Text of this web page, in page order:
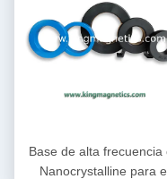
Base de alta frecuencia
Nanocrystalline para